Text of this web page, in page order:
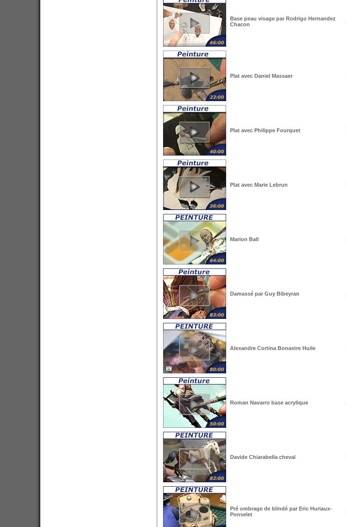
Base peau visage par Rodrigo Hernandez
Chacon
Plat avec Daniel Massaer
Plat avec Philippe Fourquet
Plat avec Marie Lebrun
Marion Ball
Damassé par Guy Bibeyran
Alexandre Cortina Bonastre Huile
Roman Navarro base acrylique
Davide Chiarabella cheval
Pré ombrage de blindé par Eric Huriaux-
Ponselet